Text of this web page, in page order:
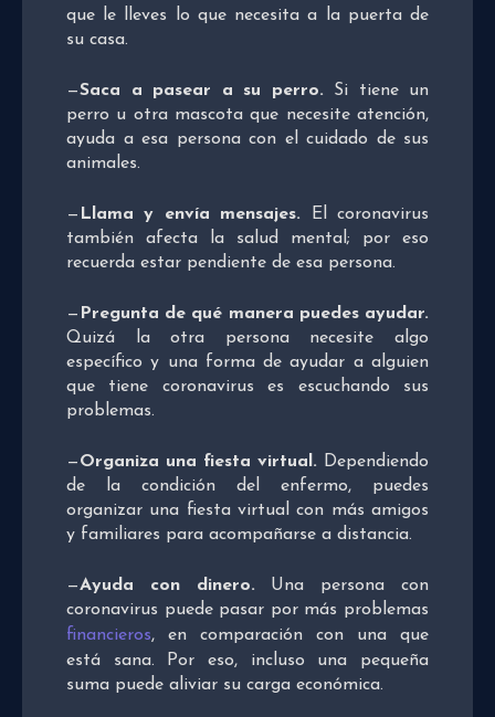
que le lleves lo que necesita a la puerta de
su casa.
—Saca a pasear a su perro. Si tiene un
perro u otra mascota que necesite atención,
ayuda a esa persona con el cuidado de sus
animales.
— Llama y envía mensajes. El coronavirus
también afecta la salud mental; por eso
recuerda estar pendiente de esa persona.
— Pregunta de qué manera puedes ayudar.
Quizá la otra persona necesite algo
específico y una forma de ayudar a alguien
que tiene coronavirus es escuchando sus
problemas.
—Organiza una fiesta virtual. Dependiendo
de la condición del enfermo, puedes
organizar una fiesta virtual con más amigos
y familiares para acompañarse a distancia.
—Ayuda con dinero. Una persona con
coronavirus puede pasar por más problemas
financieros, en comparación con una que
está sana. Por eso, incluso una pequeña
suma puede aliviar su carga económica.